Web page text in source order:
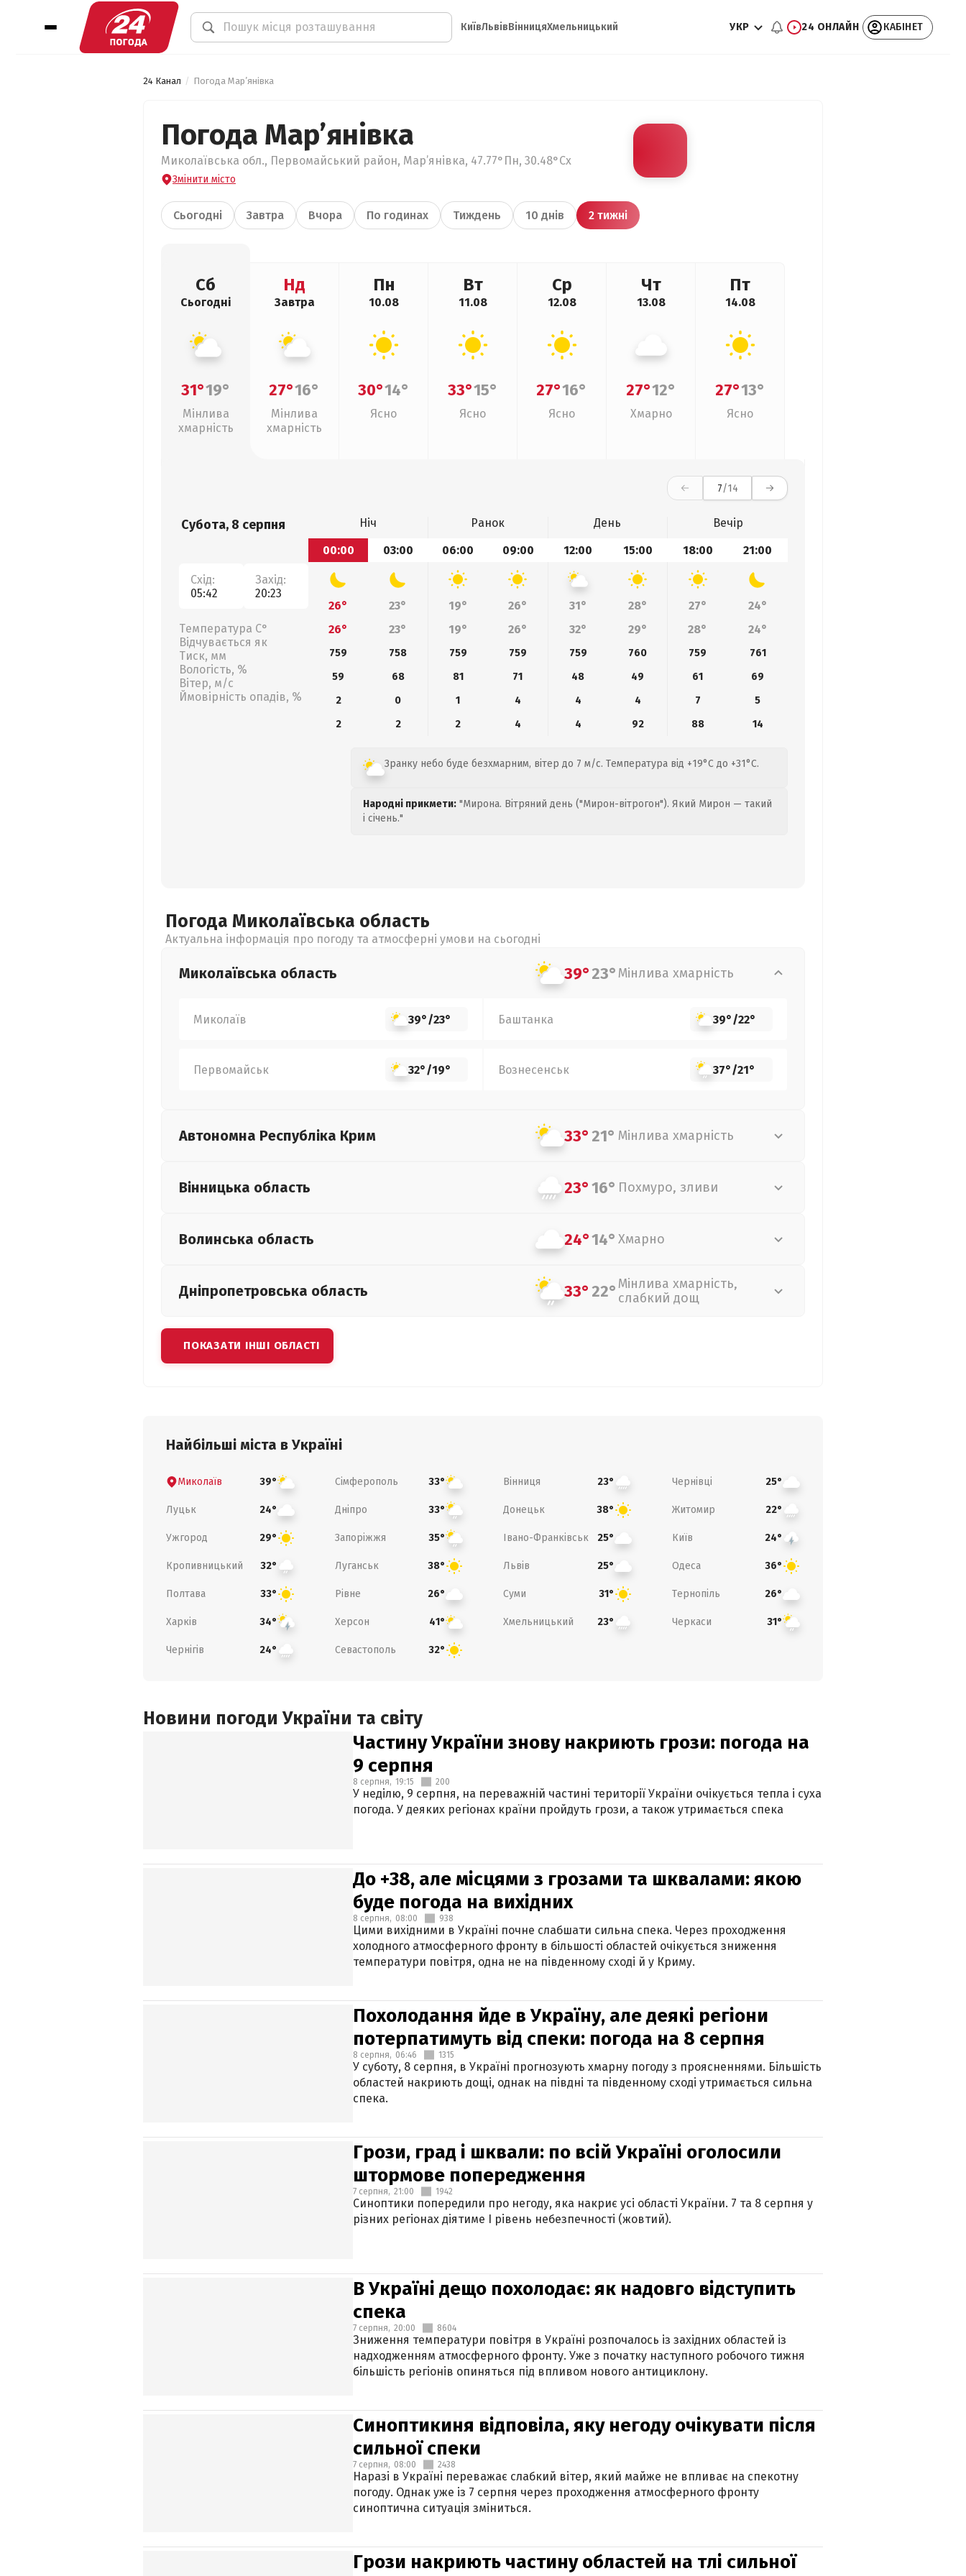
КиївЛьвівВінницяХмельницький УКР 24 ОНЛАЙН КАБІНЕТ
24 Канал Погода Мар’янівка
Погода Мар’янівка
Миколаївська обл., Первомайський район, Мар’янівка, 47.77°Пн, 30.48°Сх
Змінити місто
Сьогодні Завтра Вчора По годинах Тиждень 10 днів 2 тижні
Сб
Сьогодні
31°19°
Мінлива
хмарність
Нд
Завтра
27°16°
Мінлива
хмарність
Пн
10.08
30°14°
Ясно
Вт
11.08
33°15°
Ясно
Ср
12.08
27°16°
Ясно
Чт
13.08
27°12°
Хмарно
Пт
14.08
27°13°
Ясно
7/14
Субота, 8 серпня
Схід:
05:42
Захід:
20:23
Температура С°
Відчувається як
Тиск, мм
Вологість, %
Вітер, м/с
Ймовірність опадів, %
Ніч Ранок День
Вечір
00:00
03:00 06:00 09:00 12:00 15:00 18:00 21:00
26° 23° 19° 26° 31° 28° 27°
24°
26°
23° 19° 26° 32° 29° 28° 24°
759 758 759 759 759 760 759
761
59
68 81 71 48 49 61
69
2
0 1 4 4 4 7
5
2
2 2 4 4 92 88 14
Зранку небо буде безхмарним, вітер до 7 м/с. Температура від +19°C до +31°C.
Народні прикмети: "Мирона. Вітряний день ("Мирон-вітрогон"). Який Мирон — такий
і січень."
Погода Миколаївська область
Актуальна інформація про погоду та атмосферні умови на сьогодні
Миколаївська область 39°23°Мінлива хмарність
Миколаїв 39°/23° Баштанка 39°/22°
Первомайськ 32°/19° Вознесенськ 37°/21°
Автономна Республіка Крим 33°21° Мінлива хмарність
Вінницька область 23°16° Похмуро, зливи
Волинська область 24°14° Хмарно
Дніпропетровська область 33°22°Мінлива хмарність,
слабкий дощ
ПОКАЗАТИ ІНШІ ОБЛАСТІ
Найбільші міста в Україні
Миколаїв 39° Сімферополь 33° Вінниця 23° Чернівці 25°
Луцьк 24° Дніпро 33° Донецьк 38° Житомир 22°
Ужгород 29° Запоріжжя 35° Івано-Франківськ 25° Київ 24°
Кропивницький 32° Луганськ 38° Львів 25° Одеса 36°
Полтава 33° Рівне 26° Суми 31° Тернопіль 26°
Харків 34° Херсон 41° Хмельницький 23° Черкаси 31°
Чернігів 24° Севастополь 32°
Новини погоди України та світу
Частину України знову накриють грози: погода на
9 серпня
8 серпня, 19:15 200
У неділю, 9 серпня, на переважній частині території України очікується тепла і суха
погода. У деяких регіонах країни пройдуть грози, а також утримається спека
До +38, але місцями з грозами та шквалами: якою
буде погода на вихідних
8 серпня, 08:00 938
Цими вихідними в Україні почне слабшати сильна спека. Через проходження
холодного атмосферного фронту в більшості областей очікується зниження
температури повітря, одна не на південному сході й у Криму.
Похолодання йде в Україну, але деякі регіони
потерпатимуть від спеки: погода на 8 серпня
8 серпня, 06:46 1315
У суботу, 8 серпня, в Україні прогнозують хмарну погоду з проясненнями. Більшість
областей накриють дощі, однак на півдні та південному сході утримається сильна
спека.
Грози, град і шквали: по всій Україні оголосили
штормове попередження
7 серпня, 21:00 1942
Синоптики попередили про негоду, яка накриє усі області України. 7 та 8 серпня у
різних регіонах діятиме І рівень небезпечності (жовтий).
В Україні дещо похолодає: як надовго відступить
спека
7 серпня, 20:00 8604
Зниження температури повітря в Україні розпочалось із західних областей із
надходженням атмосферного фронту. Уже з початку наступного робочого тижня
більшість регіонів опиняться під впливом нового антициклону.
Синоптикиня відповіла, яку негоду очікувати після
сильної спеки
7 серпня, 08:00 2438
Наразі в Україні переважає слабкий вітер, який майже не впливає на спекотну
погоду. Однак уже із 7 серпня через проходження атмосферного фронту
синоптична ситуація зміниться.
Грози накриють частину областей на тлі сильної